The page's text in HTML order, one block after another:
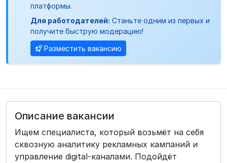
платформы.
Для работодателей: Станьте одним из первых и
получите быструю модерацию!
Разместить вакансию
Описание вакансии
Ищем специалиста, который возьмёт на себя
сквозную аналитику рекламных кампаний и
управление digital-каналами. Подойдёт